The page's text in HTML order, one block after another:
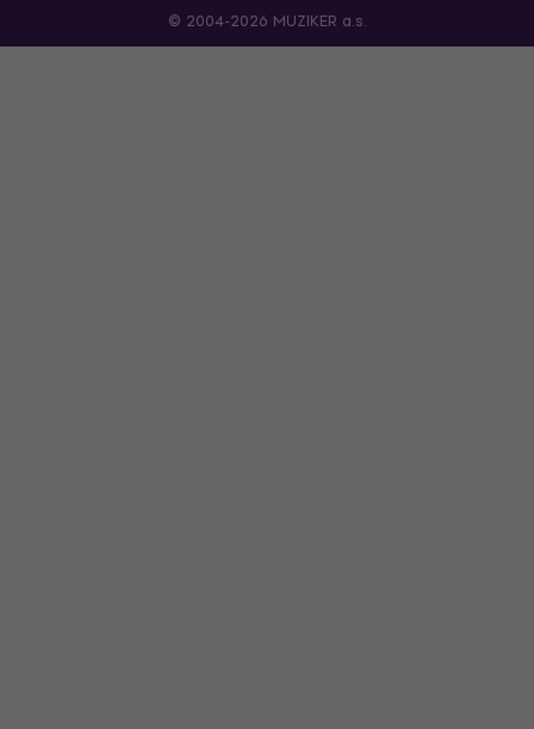
© 2004-2026 MUZIKER a.s.